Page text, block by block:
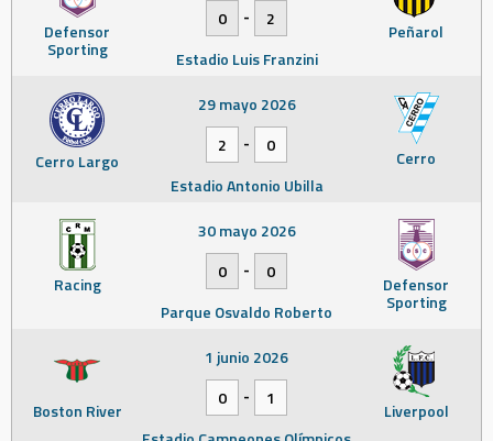
Defensor
Sporting
Peñarol
0
-
2
Estadio Luis Franzini
Cerro Largo Cerro
29 mayo 2026
2
-
0
Estadio Antonio Ubilla
Racing Defensor
Sporting
30 mayo 2026
0
-
0
Parque Osvaldo Roberto
Boston River Liverpool
1 junio 2026
0
-
1